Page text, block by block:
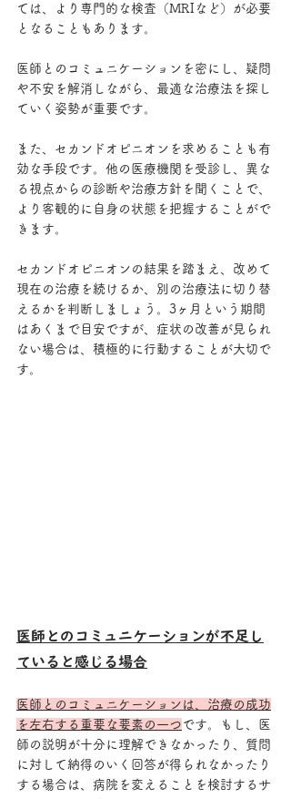
ては、より専門的な検査（MRIなど）が必要
となることもあります。
医師とのコミュニケーションを密にし、疑問
や不安を解消しながら、最適な治療法を探し
ていく姿勢が重要です。
また、セカンドオピニオンを求めることも有
効な手段です。他の医療機関を受診し、異な
る視点からの診断や治療方針を聞くことで、
より客観的に自身の状態を把握することがで
きます。
セカンドオピニオンの結果を踏まえ、改めて
現在の治療を続けるか、別の治療法に切り替
えるかを判断しましょう。3ヶ月という期間
はあくまで目安ですが、症状の改善が見られ
ない場合は、積極的に行動することが大切で
す。
医師とのコミュニケーションが不足し
ていると感じる場合
医師とのコミュニケーションは、治療の成功
を左右する重要な要素の一つ です。もし、医
師の説明が十分に理解できなかったり、質問
に対して納得のいく回答が得られなかったり
する場合は、病院を変えることを検討するサ